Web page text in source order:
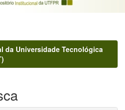
da Universidade Tecnológica